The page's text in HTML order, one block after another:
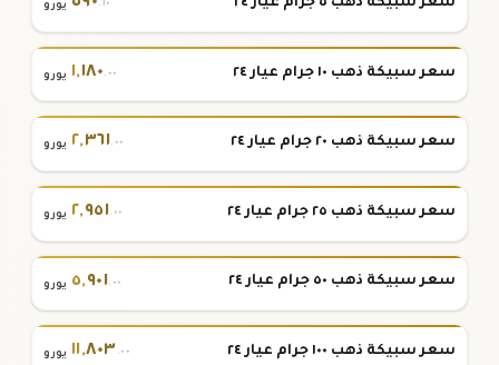
سعر سبيكة ذهب ٥ جرام عيار ٢٤ .١٠ يورو
سعر سبيكة ذهب ١٠ جرام عيار ٢٤ ١,١٨٠.٠٠ يورو
سعر سبيكة ذهب ٢٠ جرام عيار ٢٤ ٢,٣٦١.٠٠ يورو
سعر سبيكة ذهب ٢٥ جرام عيار ٢٤ ٢,٩٥١.٠٠ يورو
سعر سبيكة ذهب ٥٠ جرام عيار ٢٤ ٥,٩٠١.٠٠ يورو
سعر سبيكة ذهب ١٠٠ جرام عيار ٢٤ ١١,٨٠٣.٠٠ يورو